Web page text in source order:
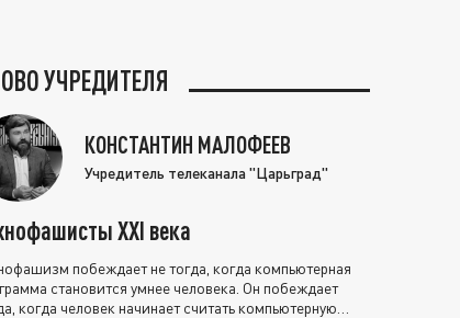
УЧРЕДИТЕЛЯ
КОНСТАНТИН МАЛОФЕЕВ
Учредитель телеканала "Царьград"
XXI века
побеждает не тогда, когда компьютерная
становится умнее человека. Он побеждает
когда человек начинает считать компьютерную